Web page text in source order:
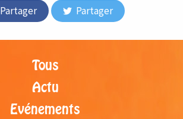
Partager Partager
Tous
Actu
Evénements